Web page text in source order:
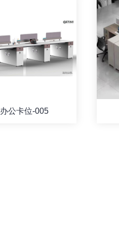
办公卡位-005